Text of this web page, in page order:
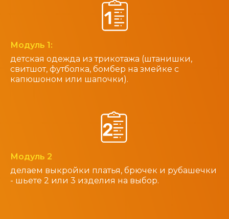
Модуль 1:
детская одежда из трикотажа (штанишки,
свитшот, футболка, бомбер на змейке с
капюшоном или шапочки).
Модуль 2
делаем выкройки платья, брючек и рубашечки
- шьете 2 или 3 изделия на выбор.